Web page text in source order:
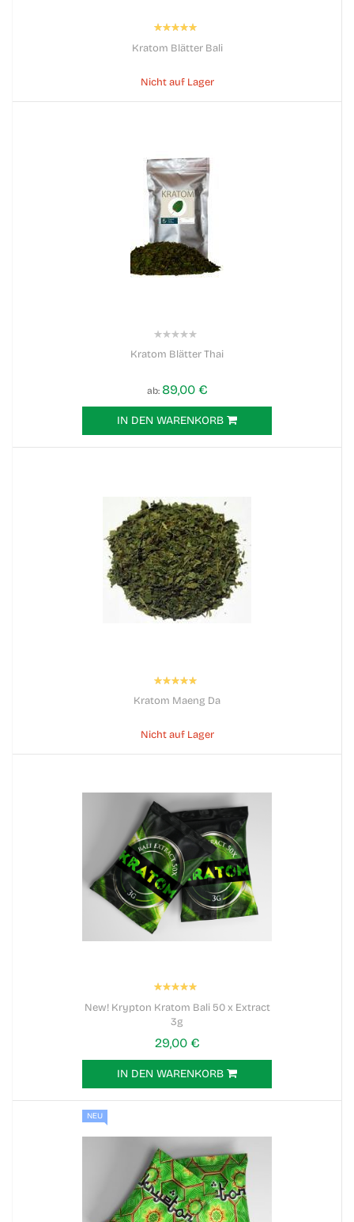
Bewertung:
Kratom Blätter Bali
Nicht auf Lager
Kratom Blätter Thai
ab 89,00 €
IN DEN WARENKORB
Bewertung:
Kratom Maeng Da
Nicht auf Lager
Bewertung:
New! Krypton Kratom Bali 50 x Extract
3g
29,00 €
IN DEN WARENKORB
NEU